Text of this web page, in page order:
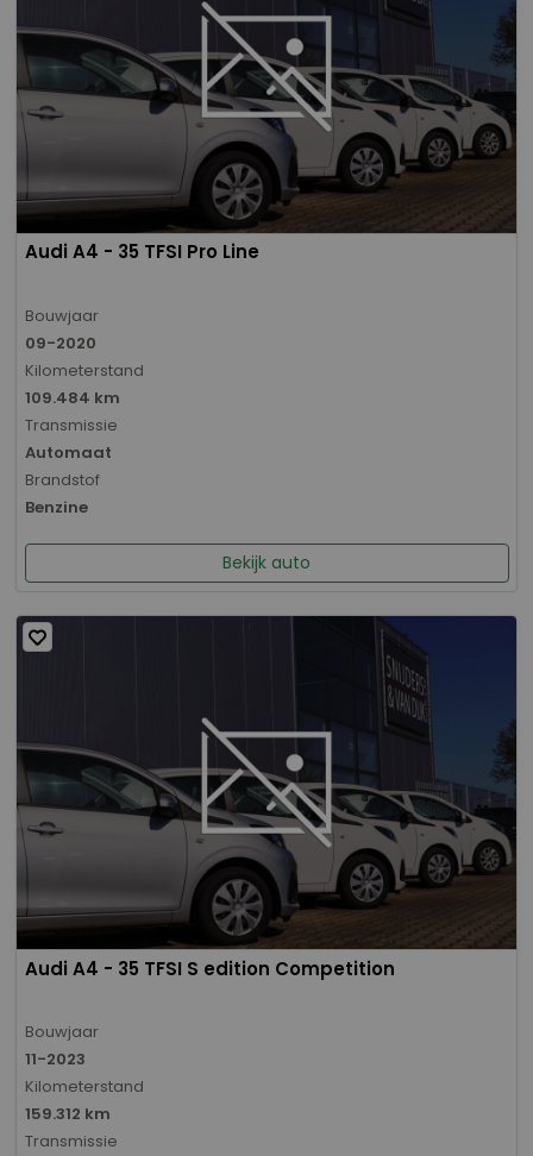
Audi A4 - 35 TFSI Pro Line
Bouwjaar
09-2020
Kilometerstand
109.484 km
Transmissie
Automaat
Brandstof
Benzine
Bekijk auto
Audi A4 - 35 TFSI S edition Competition
Bouwjaar
11-2023
Kilometerstand
159.312 km
Transmissie